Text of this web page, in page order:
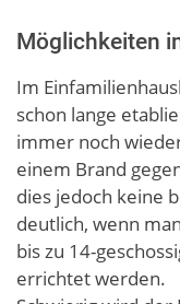
Möglichkeiten
Im
schon lange
immer noch
einem Brand
dies jedoch keine
deutlich, wenn
bis zu 14-
errichtet werden.